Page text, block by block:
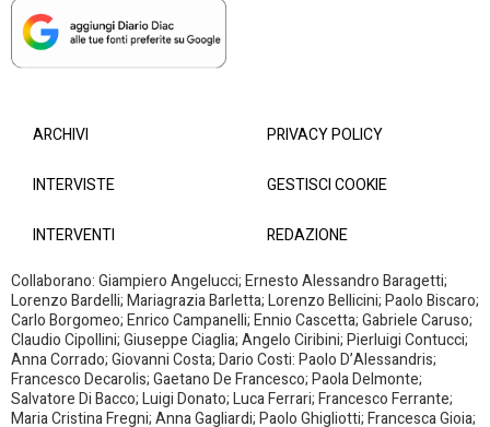
ARCHIVI
INTERVISTE
INTERVENTI
PRIVACY POLICY
GESTISCI COOKIE
REDAZIONE
Collaborano: Giampiero Angelucci; Ernesto Alessandro Baragetti;
Lorenzo Bardelli; Mariagrazia Barletta; Lorenzo Bellicini; Paolo Biscaro;
Carlo Borgomeo; Enrico Campanelli; Ennio Cascetta; Gabriele Caruso;
Claudio Cipollini; Giuseppe Ciaglia; Angelo Ciribini; Pierluigi Contucci;
Anna Corrado; Giovanni Costa; Dario Costi: Paolo D’Alessandris;
Francesco Decarolis; Gaetano De Francesco; Paola Delmonte;
Salvatore Di Bacco; Luigi Donato; Luca Ferrari; Francesco Ferrante;
Maria Cristina Fregni; Anna Gagliardi; Paolo Ghigliotti; Francesca Gioia;